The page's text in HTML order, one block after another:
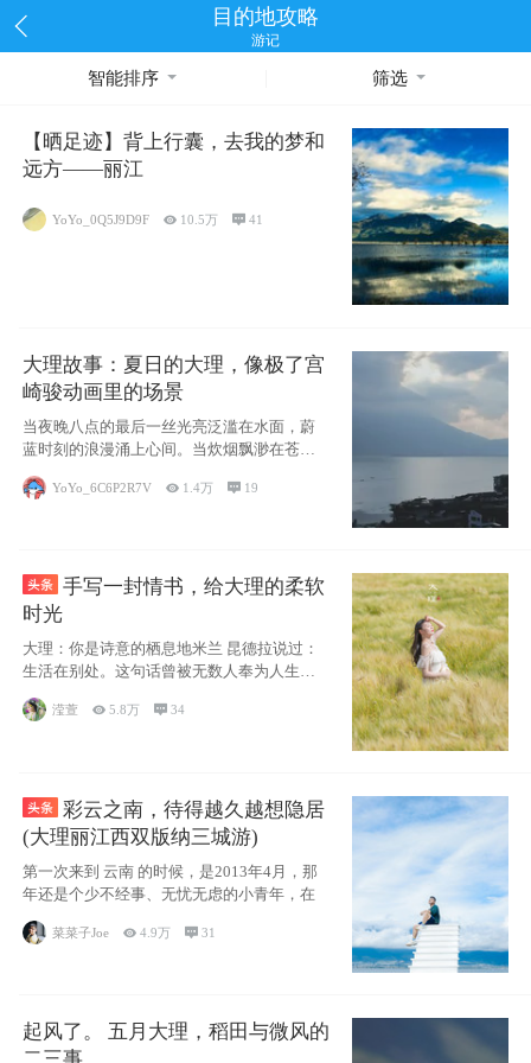
目的地攻略
游记
智能排序 筛选
【晒足迹】背上行囊，去我的梦和
远方——丽江
YoYo_0Q5J9D9F  10.5万 41
大理故事：夏日的大理，像极了宫
崎骏动画里的场景
当夜晚八点的最后一丝光亮泛滥在水面，蔚
蓝时刻的浪漫涌上心间。当炊烟飘渺在苍山
YoYo_6C6P2R7V  1.4万  19
手写一封情书，给大理的柔软
时光
大理：你是诗意的栖息地米兰 昆德拉说过：
生活在别处。这句话曾被无数人奉为人生信
条，并
滢萱 5.8万 34
彩云之南，待得越久越想隐居
(大理丽江西双版纳三城游)
第一次来到 云南 的时候，是2013年4月，那
年还是个少不经事、无忧无虑的小青年，在
菜菜子Joe 4.9万  31
起风了。 五月大理，稻田与微风的